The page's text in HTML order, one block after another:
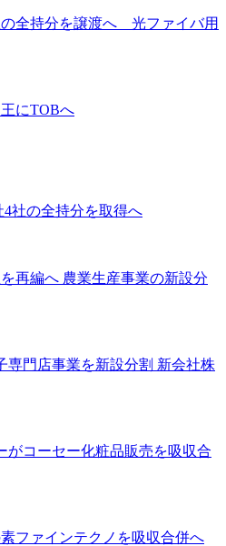
全持分を譲渡へ 光ファイバ用
にTOBへ
4社の全持分を取得へ
再編へ 農業生産事業の新設分
専門店事業を新設分割 新会社株
がコーセー化粧品販売を吸収合
ファインテクノを吸収合併へ